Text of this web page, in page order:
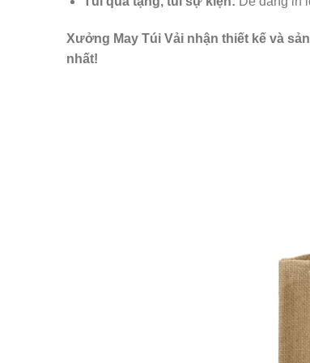
Xưởng May Túi Vải nhận thiết kế và
nhất!